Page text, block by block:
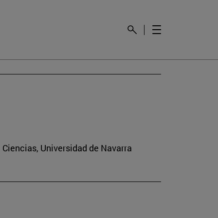
Universidad de Navarra